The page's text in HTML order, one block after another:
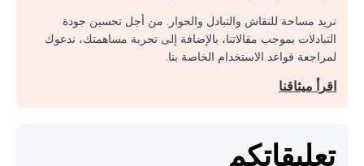
نريد مساحة للنقاش والتبادل والحوار. من أجل تحسين جودة
التبادلات بموجب مقالاتنا، بالإضافة إلى تجربة مساهمتك، ندعوك
لمراجعة قواعد الاستخدام الخاصة بنا.
اقرأ ميثاقنا
تعليقاتكم